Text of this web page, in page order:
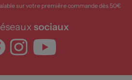
sur votre première commande dès 50€
sociaux